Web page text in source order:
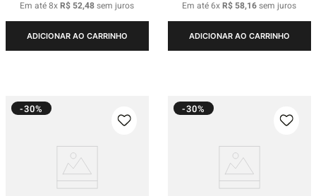
Em até8xR$ 52,48sem juros
ADICIONAR AO CARRINHO
Em até6xR$ 58,16sem juros
ADICIONAR AO CARRINHO
-30% -30%